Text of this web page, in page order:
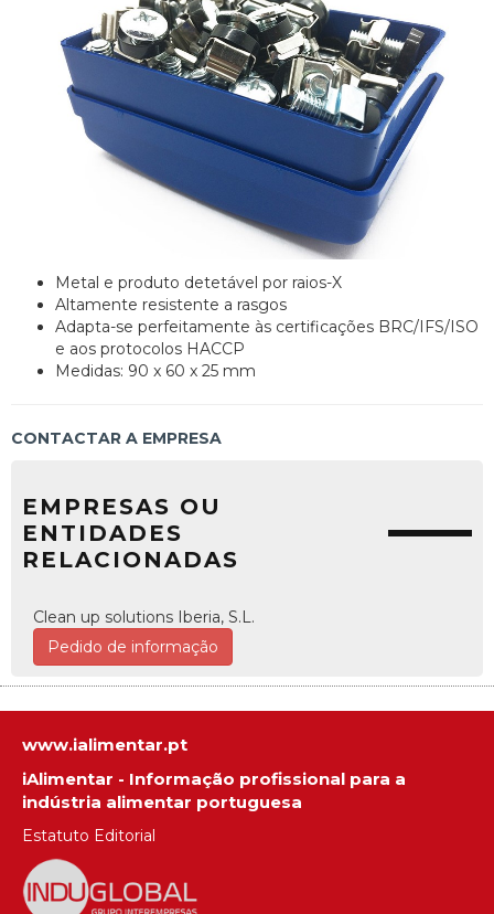
Metal e produto detetável por raios-X
Altamente resistente a rasgos
Adapta-se perfeitamente às certificações BRC/IFS/ISO
e aos protocolos HACCP
Medidas: 90 x 60 x 25 mm
CONTACTAR A EMPRESA
EMPRESAS OU
ENTIDADES
RELACIONADAS
Clean up solutions Iberia, S.L.
Pedido de informação
www.ialimentar.pt
iAlimentar - Informação profissional para a
indústria alimentar portuguesa
Estatuto Editorial